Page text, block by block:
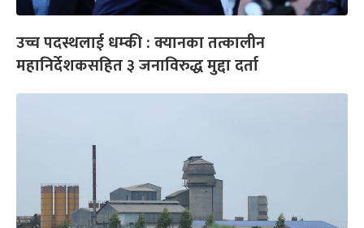
उच्च पदस्थलाई धम्की : क्यानका तत्कालीन
महानिर्देशकसहित ३ जनाविरुद्ध मुद्दा दर्ता